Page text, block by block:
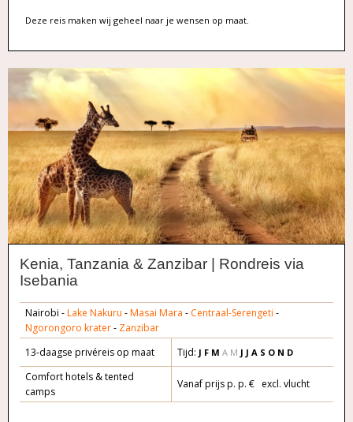
Deze reis maken wij geheel naar je wensen op maat.
Kenia, Tanzania & Zanzibar | Rondreis via
Isebania
Nairobi -Lake Nakuru -Masai Mara - Centraal-Serengeti -
Ngorongoro krater- Zanzibar
13-daagse privéreis op maat
Tijd: J F M A M J J A S O N D
Comfort hotels & tented
camps
Vanaf prijs p. p. € excl. vlucht